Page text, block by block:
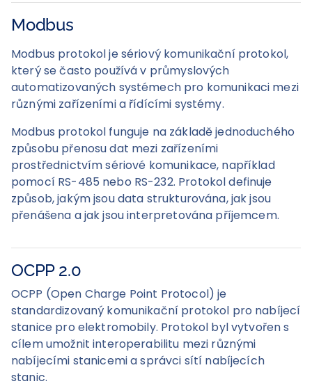
Modbus
Modbus protokol je sériový komunikační protokol,
který se často používá v průmyslových
automatizovaných systémech pro komunikaci mezi
různými zařízeními a řídícími systémy.
Modbus protokol funguje na základě jednoduchého
způsobu přenosu dat mezi zařízeními
prostřednictvím sériové komunikace, například
pomocí RS-485 nebo RS-232. Protokol definuje
způsob, jakým jsou data strukturována, jak jsou
přenášena a jak jsou interpretována příjemcem.
OCPP 2.0
OCPP (Open Charge Point Protocol) je
standardizovaný komunikační protokol pro nabíjecí
stanice pro elektromobily. Protokol byl vytvořen s
cílem umožnit interoperabilitu mezi různými
nabíjecími stanicemi a správci sítí nabíjecích
stanic.